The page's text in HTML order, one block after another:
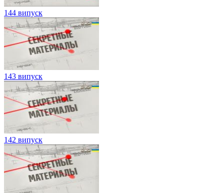
144 випуск
143 випуск
142 випуск